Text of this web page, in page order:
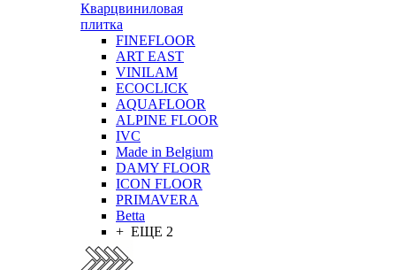
Кварцвиниловая
плитка
FINEFLOOR
ART EAST
VINILAM
ECOCLICK
AQUAFLOOR
ALPINE FLOOR
IVC
Made in Belgium
DAMY FLOOR
ICON FLOOR
PRIMAVERA
Betta
+ ЕЩЕ 2